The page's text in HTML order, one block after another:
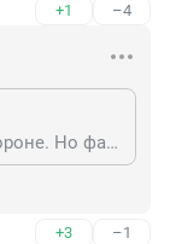
+1 –4
"Хвосты" НЗХК совсем в другой стороне. Но фантазёров это не останавливает!
+3 –1